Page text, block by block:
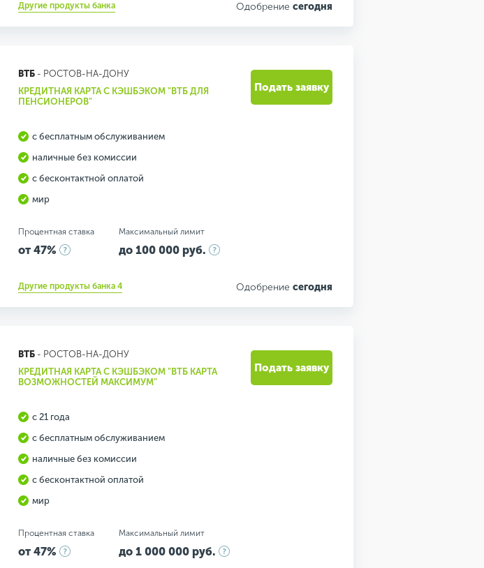
Другие продукты банка Одобрение сегодня
ВТБ- РОСТОВ-НА-ДОНУ
КРЕДИТНАЯ КАРТА С КЭШБЭКОМ "ВТБ ДЛЯ
ПЕНСИОНЕРОВ"
с бесплатным обслуживанием
наличные без комиссии
с бесконтактной оплатой
мир
Процентная ставка
от 47%
Максимальный лимит
до 100 000 руб.
Другие продукты банка 4 Одобрение сегодня
Подать заявку
ВТБ- РОСТОВ-НА-ДОНУ
КРЕДИТНАЯ КАРТА С КЭШБЭКОМ "ВТБ КАРТА
ВОЗМОЖНОСТЕЙ МАКСИМУМ"
с 21 года
с бесплатным обслуживанием
наличные без комиссии
с бесконтактной оплатой
мир
Процентная ставка
от 47%
Максимальный лимит
до 1 000 000 руб.
Подать заявку